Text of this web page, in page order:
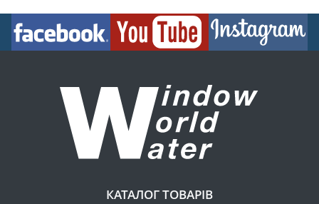
КАТАЛОГ ТОВАРІВ